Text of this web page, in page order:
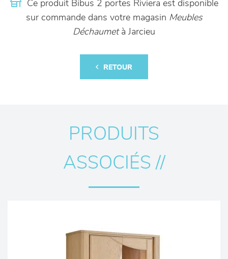
Ce produit Bibus 2 portes Riviera est disponible
sur commande dans votre magasin Meubles
Déchaumetà Jarcieu
RETOUR
PRODUITS
ASSOCIÉS //